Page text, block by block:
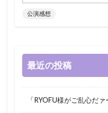
公演感想
最近の投稿
「RYOFU様がご乱心だ